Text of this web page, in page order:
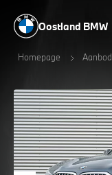
Oostland BMW
Homepage Aanbod